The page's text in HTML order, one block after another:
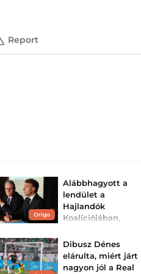
Report
Origo
Alábbhagyott a
lendület a
Hajlandók
Koalíciójában,
válhat Ukrajna
támogatása
Keir Starmer lemondott,
Emmanuel Macron pedig
Dibusz Dénes
elárulta, miért járt
nagyon jól a Real